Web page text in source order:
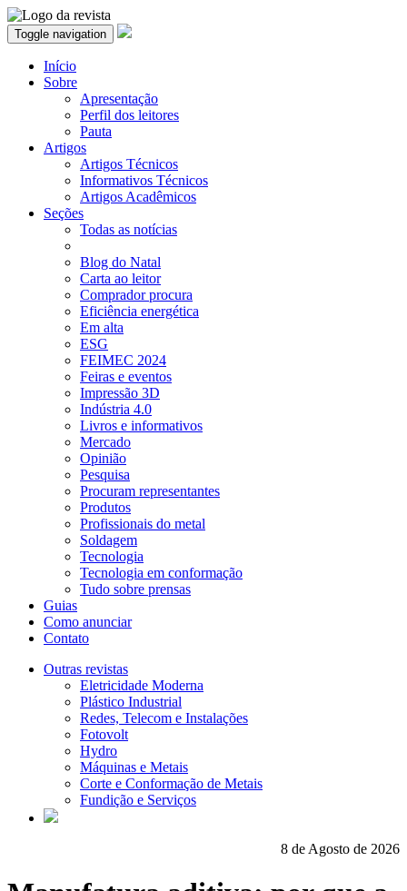
Toggle navigation
Início
Sobre
Apresentação
Perfil dos leitores
Pauta
Artigos
Artigos Técnicos
Informativos Técnicos
Artigos Acadêmicos
Seções
Todas as notícias
Blog do Natal
Carta ao leitor
Comprador procura
Eficiência energética
Em alta
ESG
FEIMEC 2024
Feiras e eventos
Impressão 3D
Indústria 4.0
Livros e informativos
Mercado
Opinião
Pesquisa
Procuram representantes
Produtos
Profissionais do metal
Soldagem
Tecnologia
Tecnologia em conformação
Tudo sobre prensas
Guias
Como anunciar
Contato
Outras revistas
Eletricidade Moderna
Plástico Industrial
Redes, Telecom e Instalações
Fotovolt
Hydro
Máquinas e Metais
Corte e Conformação de Metais
Fundição e Serviços
8 de Agosto de 2026